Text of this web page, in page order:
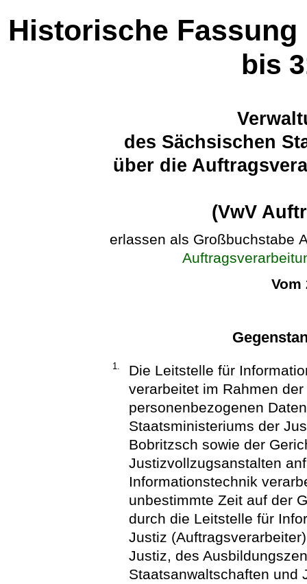
Historische Fassung
bis
des Sächsischen
über die
(VwV
erlassen als Großbuchstabe
Vom
1.
Die Leitstelle für
verarbeitet im Rahmen
personenbezogenen
Staatsministeriums der
Bobritzsch sowie der
Justizvollzugsanstalten
Informationstechnik
unbestimmte Zeit auf der
durch die Leitstelle für
Justiz
Justiz, des
Staatsanwaltschaften und